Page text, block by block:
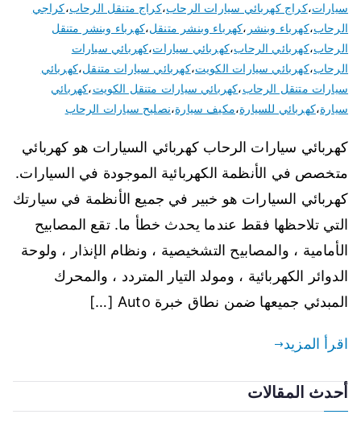
سيارات،كراج كهربائي سيارات الرحاب،كراج متنقل الرحاب،كراجي
الرحاب،كهرباء وبنشر ،كهرباء وبنشر متنقل،كهرباء وبنشر متنقل
الرحاب،كهربائي الرحاب،كهربائي سيارات،كهربائي سيارات
الرحاب،كهربائي سيارات الكويت،كهربائي سيارات متنقل،كهربائي
سيارات متنقل الرحاب،كهربائي سيارات متنقل الكويت،كهربائي
سيارة،كهربائي للسيارة،مكيف سيارة،نصليح سيارات الرحاب
كهربائي سيارات الرحاب كهربائي السيارات هو كهربائي
متخصص في الأنظمة الكهربائية الموجودة في السيارات.
كهربائي السيارات هو خبير في جميع الأنظمة في سيارتك
التي تلاحظها فقط عندما يحدث خطأ ما. تقع المصابيح
الأمامية ، والمصابيح التشخيصية ، ونظام الإنذار ، ولوحة
الدوائر الكهربائية ، ومولد التيار المتردد ، والمحرك
المبدئي جميعها ضمن نطاق خبرة Auto […]
اقرأ المزيد
أحدث المقالات